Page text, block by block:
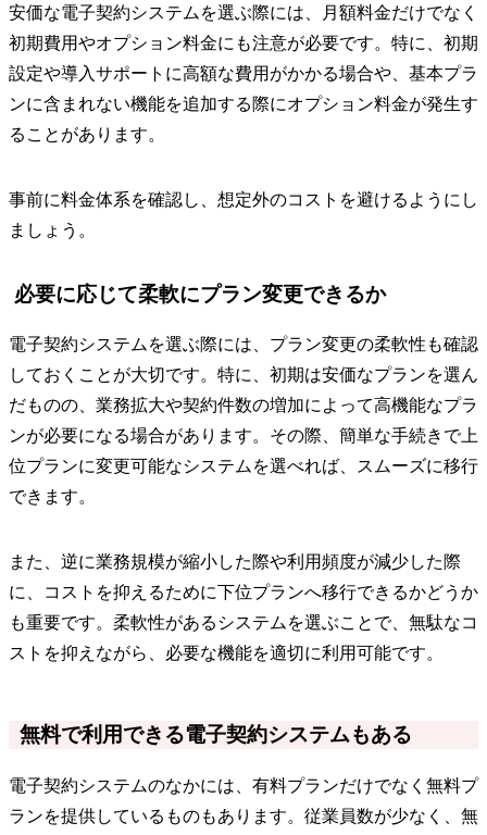
安価な電子契約システムを選ぶ際には、月額料金だけでなく
初期費用やオプション料金にも注意が必要です。特に、初期
設定や導入サポートに高額な費用がかかる場合や、基本プラ
ンに含まれない機能を追加する際にオプション料金が発生す
ることがあります。
事前に料金体系を確認し、想定外のコストを避けるようにし
ましょう。
必要に応じて柔軟にプラン変更できるか
電子契約システムを選ぶ際には、プラン変更の柔軟性も確認
しておくことが大切です。特に、初期は安価なプランを選ん
だものの、業務拡大や契約件数の増加によって高機能なプラ
ンが必要になる場合があります。その際、簡単な手続きで上
位プランに変更可能なシステムを選べれば、スムーズに移行
できます。
また、逆に業務規模が縮小した際や利用頻度が減少した際
に、コストを抑えるために下位プランへ移行できるかどうか
も重要です。柔軟性があるシステムを選ぶことで、無駄なコ
ストを抑えながら、必要な機能を適切に利用可能です。
無料で利用できる電子契約システムもある
電子契約システムのなかには、有料プランだけでなく無料プ
ランを提供しているものもあります。従業員数が少なく、無